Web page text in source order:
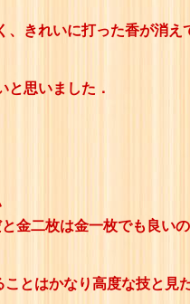
きれいに打った香が消え
と思いました．
金二枚は金一枚でも良いの
とはかなり高度な技と見た